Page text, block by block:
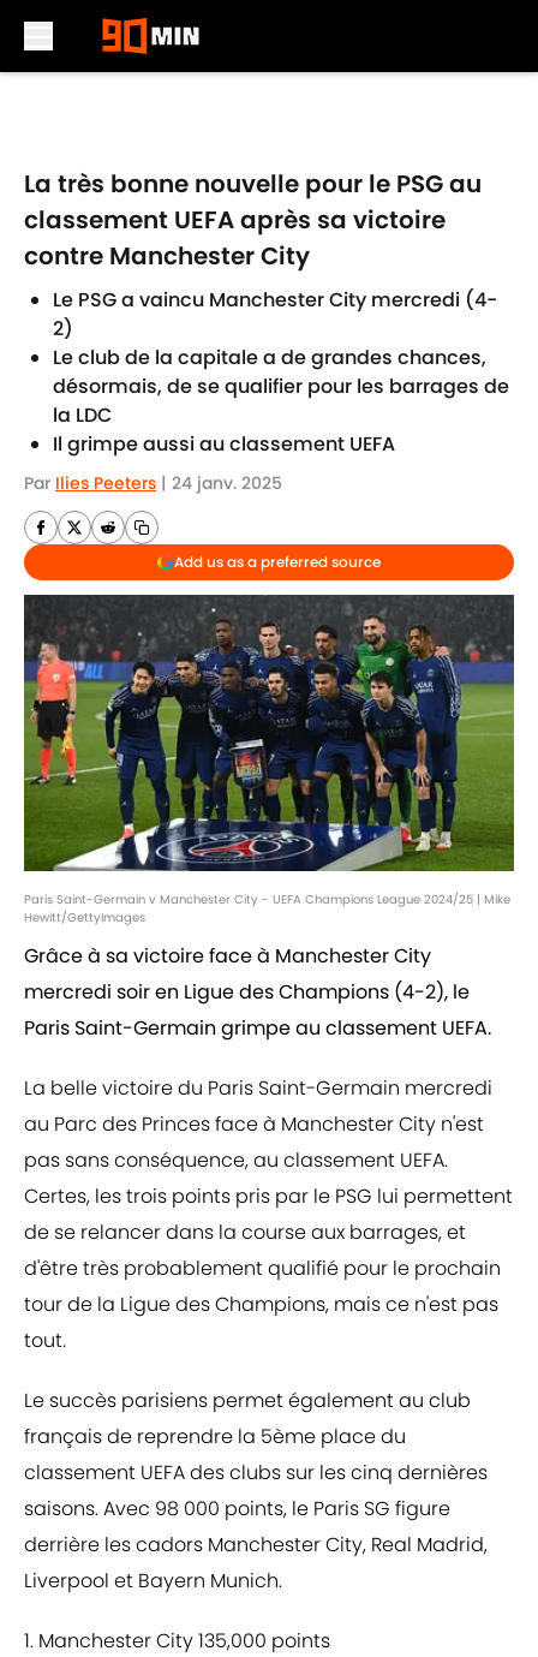
La très bonne nouvelle pour le PSG au
classement UEFA après sa victoire
contre Manchester City
Le PSG a vaincu Manchester City mercredi (4-
2)
Le club de la capitale a de grandes chances,
désormais, de se qualifier pour les barrages de
la LDC
Il grimpe aussi au classement UEFA
Par Ilies Peeters | 24 janv. 2025
Add us as a preferred source
Paris Saint-Germain v Manchester City - UEFA Champions League 2024/25 | Mike
Hewitt/GettyImages
Grâce à sa victoire face à Manchester City
mercredi soir en Ligue des Champions (4-2), le
Paris Saint-Germain grimpe au classement UEFA.
La belle victoire du Paris Saint-Germain mercredi
au Parc des Princes face à Manchester City n'est
pas sans conséquence, au classement UEFA.
Certes, les trois points pris par le PSG lui permettent
de se relancer dans la course aux barrages, et
d'être très probablement qualifié pour le prochain
tour de la Ligue des Champions, mais ce n'est pas
tout.
Le succès parisiens permet également au club
français de reprendre la 5ème place du
classement UEFA des clubs sur les cinq dernières
saisons. Avec 98 000 points, le Paris SG figure
derrière les cadors Manchester City, Real Madrid,
Liverpool et Bayern Munich.
1. Manchester City 135,000 points